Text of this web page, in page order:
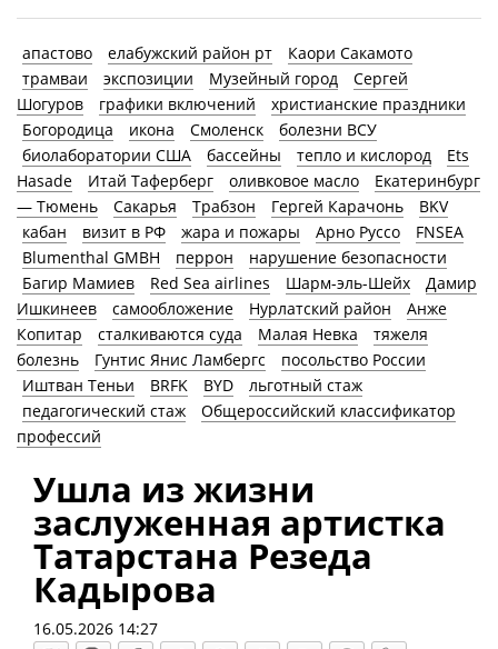
апастово елабужский район рт
Каори Сакамото
трамваи
экспозиции Музейный город
Сергей
Шогуров
графики включений
христианские праздники
Богородица
икона Смоленск
болезни ВСУ
биолаборатории США
бассейны тепло и кислород
Ets
Hasade
Итай Таферберг оливковое масло
Екатеринбург
— Тюмень
Сакарья Трабзон Гергей Карачонь
BKV
кабан
визит в РФ жара и пожары Арно Руссо
FNSEA
Blumenthal GMBH
перрон
нарушение безопасности
Багир Мамиев
Red Sea airlines Шарм-эль-Шейх
Дамир
Ишкинеев
самообложение Нурлатский район
Анже
Копитар
сталкиваются суда Малая Невка
тяжеля
болезнь
Гунтис Янис Ламбергс
посольство России
Иштван Теньи
BRFK BYD
льготный стаж
педагогический стаж
Общероссийский классификатор
профессий
Ушла из жизни
заслуженная артистка
Татарстана Резеда
Кадырова
16.05.2026 14:27